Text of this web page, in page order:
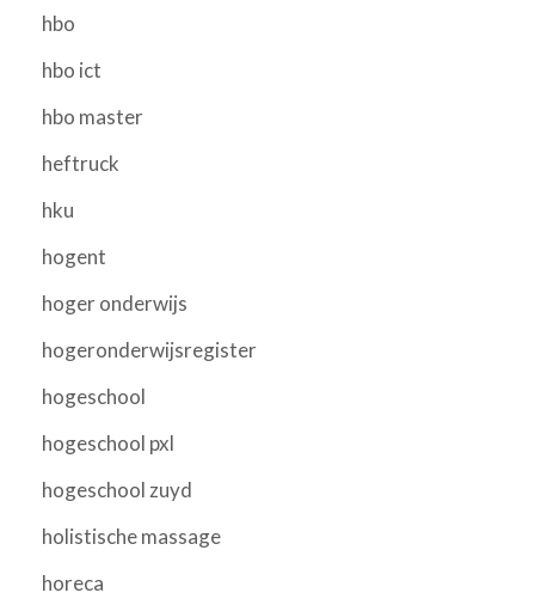
hbo
hbo ict
hbo master
heftruck
hku
hogent
hoger onderwijs
hogeronderwijsregister
hogeschool
hogeschool pxl
hogeschool zuyd
holistische massage
horeca